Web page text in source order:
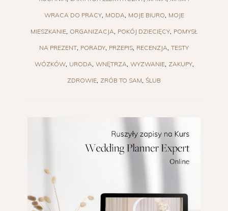
WRACA DO PRACY MODA MOJE BIURO MOJE
MIESZKANIE ORGANIZACJA POKÓJ DZIECIĘCY POMYSŁ
NA PREZENT PORADY PRZEPIS RECENZJA TESTY
WÓZKÓW URODA WNĘTRZA WYZWANIE ZAKUPY
ZDROWIE ZRÓB TO SAM ŚLUB